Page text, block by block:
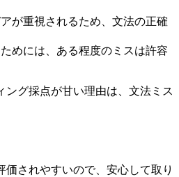
が重視されるため、文法の正確
めには、ある程度のミスは許容
ング採点が甘い理由は、文法ミス
価されやすいので、安心して取り